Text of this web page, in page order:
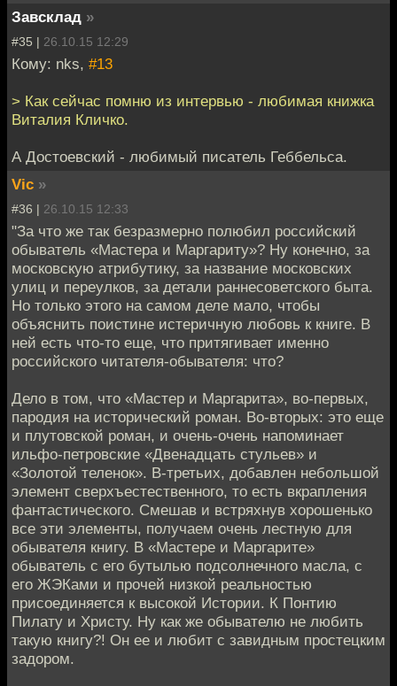
Завсклад »
#35 | 26.10.15 12:29
Кому: nks, #13
> Как сейчас помню из интервью - любимая книжка
Виталия Кличко.
А Достоевский - любимый писатель Геббельса.
Vic »
#36 | 26.10.15 12:33
"За что же так безразмерно полюбил российский
обыватель «Мастера и Маргариту»? Ну конечно, за
московскую атрибутику, за название московских
улиц и переулков, за детали раннесоветского быта.
Но только этого на самом деле мало, чтобы
объяснить поистине истеричную любовь к книге. В
ней есть что-то еще, что притягивает именно
российского читателя-обывателя: что?
Дело в том, что «Мастер и Маргарита», во-первых,
пародия на исторический роман. Во-вторых: это еще
и плутовской роман, и очень-очень напоминает
ильфо-петровские «Двенадцать стульев» и
«Золотой теленок». В-третьих, добавлен небольшой
элемент сверхъестественного, то есть вкрапления
фантастического. Смешав и встряхнув хорошенько
все эти элементы, получаем очень лестную для
обывателя книгу. В «Мастере и Маргарите»
обыватель с его бутылью подсолнечного масла, с
его ЖЭКами и прочей низкой реальностью
присоединяется к высокой Истории. К Понтию
Пилату и Христу. Ну как же обывателю не любить
такую книгу?! Он ее и любит с завидным простецким
задором.